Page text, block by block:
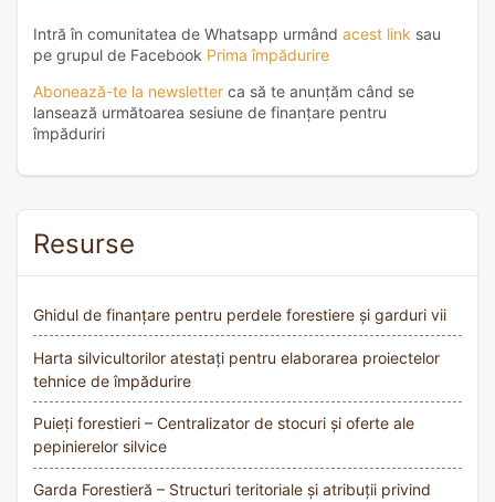
Intră în comunitatea de Whatsapp urmând acest link sau
pe grupul de Facebook Prima împădurire
Abonează-te la newsletter ca să te anunțăm când se
lansează următoarea sesiune de finanțare pentru
împăduriri
Resurse
Ghidul de finanțare pentru perdele forestiere și garduri vii
Harta silvicultorilor atestați pentru elaborarea proiectelor
tehnice de împădurire
Puieți forestieri – Centralizator de stocuri și oferte ale
pepinierelor silvice
Garda Forestieră – Structuri teritoriale și atribuții privind